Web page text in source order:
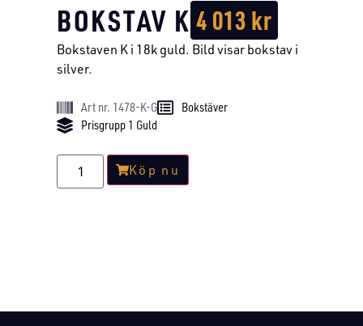
BOKSTAV K 4 013kr
Bokstaven K i 18k guld. Bild visar bokstav i
silver.
Art nr. 1478-K-G
Bokstäver
Prisgrupp 1 Guld
Köp nu